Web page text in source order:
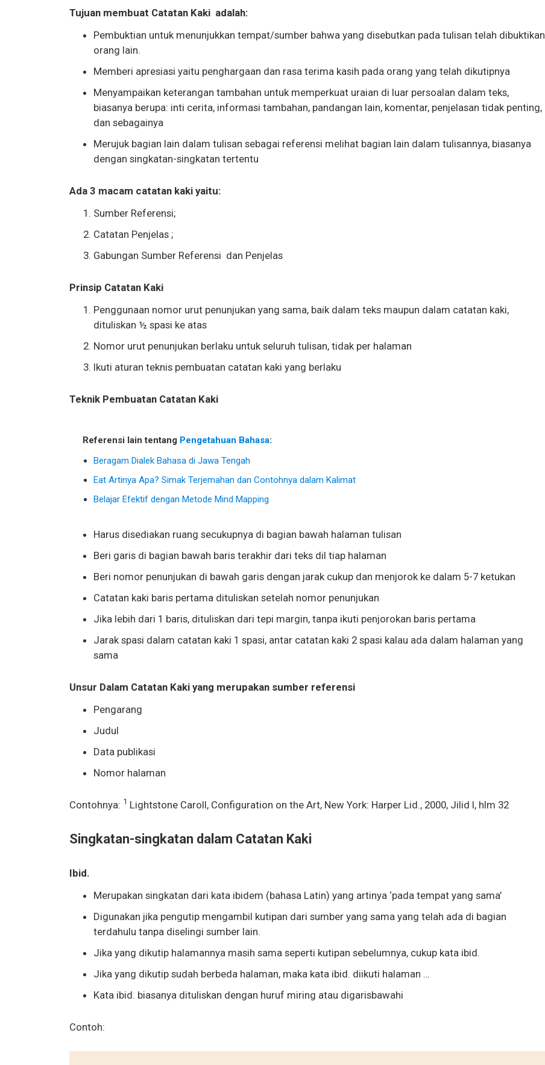
Tujuan membuat Catatan Kaki adalah:
Pembuktian untuk menunjukkan tempat/sumber bahwa yang disebutkan pada tulisan telah dibuktikan
orang lain.
Memberi apresiasi yaitu penghargaan dan rasa terima kasih pada orang yang telah dikutipnya
Menyampaikan keterangan tambahan untuk memperkuat uraian di luar persoalan dalam teks,
biasanya berupa: inti cerita, informasi tambahan, pandangan lain, komentar, penjelasan tidak penting,
dan sebagainya
Merujuk bagian lain dalam tulisan sebagai referensi melihat bagian lain dalam tulisannya, biasanya
dengan singkatan-singkatan tertentu
Ada 3 macam catatan kaki yaitu:
Sumber Referensi;
Catatan Penjelas ;
Gabungan Sumber Referensi dan Penjelas
Prinsip Catatan Kaki
Penggunaan nomor urut penunjukan yang sama, baik dalam teks maupun dalam catatan kaki,
dituliskan ½ spasi ke atas
Nomor urut penunjukan berlaku untuk seluruh tulisan, tidak per halaman
Ikuti aturan teknis pembuatan catatan kaki yang berlaku
Teknik Pembuatan Catatan Kaki
Referensi lain tentang Pengetahuan Bahasa:
Beragam Dialek Bahasa di Jawa Tengah
Eat Artinya Apa? Simak Terjemahan dan Contohnya dalam Kalimat
Belajar Efektif dengan Metode Mind Mapping
Harus disediakan ruang secukupnya di bagian bawah halaman tulisan
Beri garis di bagian bawah baris terakhir dari teks dil tiap halaman
Beri nomor penunjukan di bawah garis dengan jarak cukup dan menjorok ke dalam 5-7 ketukan
Catatan kaki baris pertama dituliskan setelah nomor penunjukan
Jika lebih dari 1 baris, dituliskan dari tepi margin, tanpa ikuti penjorokan baris pertama
Jarak spasi dalam catatan kaki 1 spasi, antar catatan kaki 2 spasi kalau ada dalam halaman yang
sama
Unsur Dalam Catatan Kaki yang merupakan sumber referensi
Pengarang
Judul
Data publikasi
Nomor halaman
Contohnya: 1 Lightstone Caroll, Configuration on the Art, New York: Harper Lid., 2000, Jilid I, hlm 32
Singkatan-singkatan dalam Catatan Kaki
Ibid.
Merupakan singkatan dari kata ibidem (bahasa Latin) yang artinya ‘pada tempat yang sama’
Digunakan jika pengutip mengambil kutipan dari sumber yang sama yang telah ada di bagian
terdahulu tanpa diselingi sumber lain.
Jika yang dikutip halamannya masih sama seperti kutipan sebelumnya, cukup kata ibid.
Jika yang dikutip sudah berbeda halaman, maka kata ibid. diikuti halaman …
Kata ibid. biasanya dituliskan dengan huruf miring atau digarisbawahi
Contoh: